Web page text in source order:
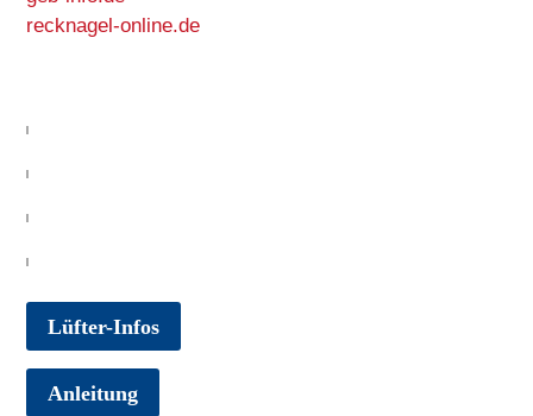
recknagel-online.de
Lüfter-Infos
Anleitung